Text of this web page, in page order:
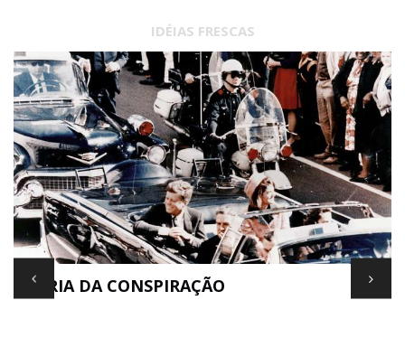
IDÉIAS FRESCAS
TEORIA DA CONSPIRAÇÃO